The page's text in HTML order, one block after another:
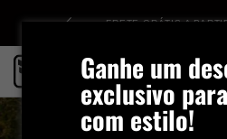
Ganhe um
exclusivo
com estilo!
R$499 FRETE GRÁTIS A